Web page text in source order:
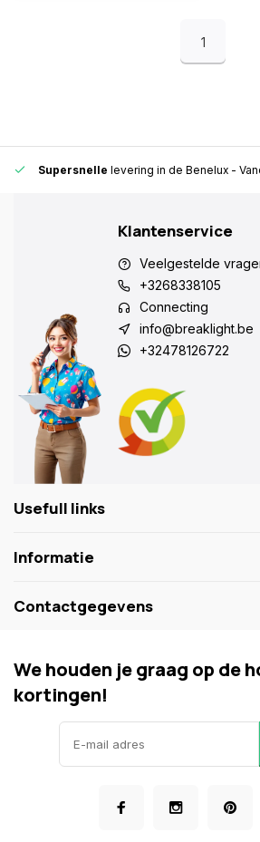
1
Supersnelle levering in de Benelux -
Klantenservice
Veelgestelde
+3268338105
Connecting
info@breaklight.be
+32478126722
Usefull links
Informatie
Contactgegevens
We houden je graag op de
kortingen!